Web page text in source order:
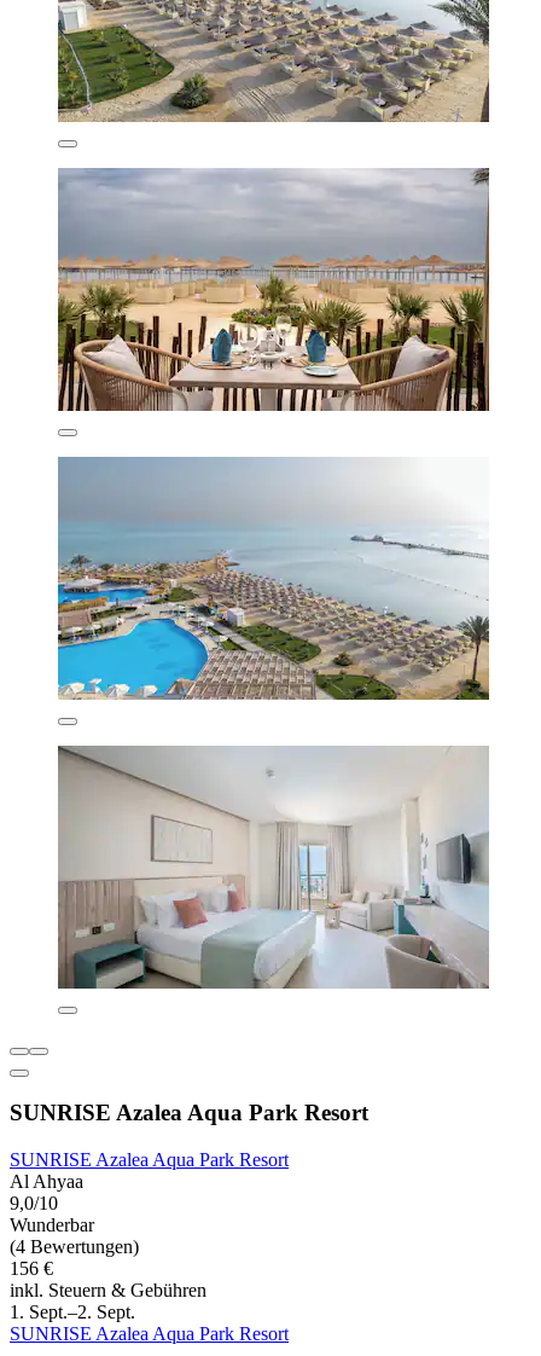
SUNRISE Azalea Aqua Park Resort
SUNRISE Azalea Aqua Park Resort
Al Ahyaa
9,0/10
Wunderbar
(4 Bewertungen)
156 €
inkl. Steuern & Gebühren
1. Sept.–2. Sept.
SUNRISE Azalea Aqua Park Resort